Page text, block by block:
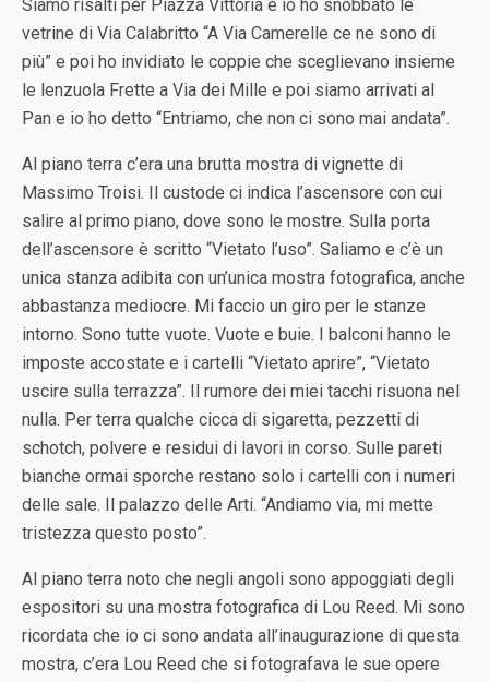
Siamo risalti per Piazza Vittoria e io ho snobbato le
vetrine di Via Calabritto “A Via Camerelle ce ne sono di
più” e poi ho invidiato le coppie che sceglievano insieme
le lenzuola Frette a Via dei Mille e poi siamo arrivati al
Pan e io ho detto “Entriamo, che non ci sono mai andata”.
Al piano terra c’era una brutta mostra di vignette di
Massimo Troisi. Il custode ci indica l’ascensore con cui
salire al primo piano, dove sono le mostre. Sulla porta
dell’ascensore è scritto “Vietato l’uso”. Saliamo e c’è un
unica stanza adibita con un’unica mostra fotografica, anche
abbastanza mediocre. Mi faccio un giro per le stanze
intorno. Sono tutte vuote. Vuote e buie. I balconi hanno le
imposte accostate e i cartelli “Vietato aprire”, “Vietato
uscire sulla terrazza”. Il rumore dei miei tacchi risuona nel
nulla. Per terra qualche cicca di sigaretta, pezzetti di
schotch, polvere e residui di lavori in corso. Sulle pareti
bianche ormai sporche restano solo i cartelli con i numeri
delle sale. Il palazzo delle Arti. “Andiamo via, mi mette
tristezza questo posto”.
Al piano terra noto che negli angoli sono appoggiati degli
espositori su una mostra fotografica di Lou Reed. Mi sono
ricordata che io ci sono andata all’inaugurazione di questa
mostra, c’era Lou Reed che si fotografava le sue opere